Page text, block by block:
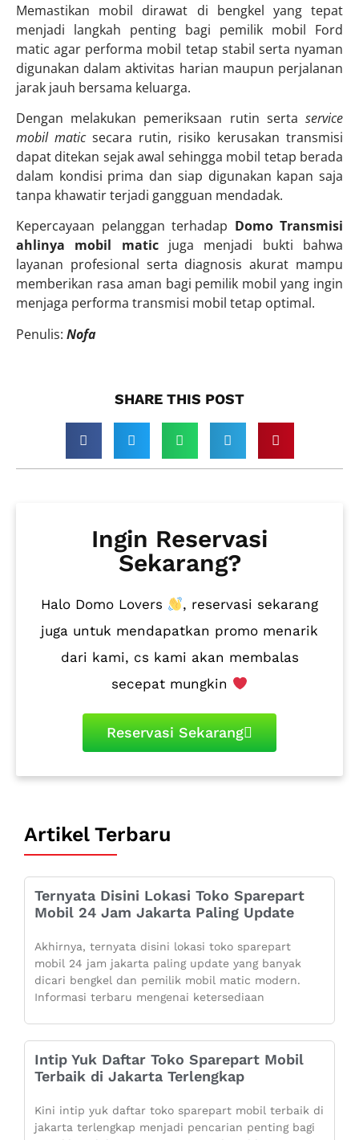
Memastikan mobil dirawat di bengkel yang tepat
menjadi langkah penting bagi pemilik mobil Ford
matic agar performa mobil tetap stabil serta nyaman
digunakan dalam aktivitas harian maupun perjalanan
jarak jauh bersama keluarga.
Dengan melakukan pemeriksaan rutin serta service
mobil maticsecara rutin, risiko kerusakan transmisi
dapat ditekan sejak awal sehingga mobil tetap berada
dalam kondisi prima dan siap digunakan kapan saja
tanpa khawatir terjadi gangguan mendadak.
Kepercayaan pelanggan terhadap Domo Transmisi
ahlinya mobil maticjuga menjadi bukti bahwa
layanan profesional serta diagnosis akurat mampu
memberikan rasa aman bagi pemilik mobil yang ingin
menjaga performa transmisi mobil tetap optimal.
Penulis: Nofa
SHARE THIS POST​
Ingin Reservasi
Sekarang?
Halo Domo Lovers
, reservasi sekarang
juga untuk mendapatkan promo menarik
dari kami, cs kami akan membalas
secepat mungkin
Reservasi Sekarang
Artikel Terbaru
Ternyata Disini Lokasi Toko Sparepart
Mobil 24 Jam Jakarta Paling Update
Akhirnya, ternyata disini lokasi toko sparepart
mobil 24 jam jakarta paling update yang banyak
dicari bengkel dan pemilik mobil matic modern.
Informasi terbaru mengenai ketersediaan
Intip Yuk Daftar Toko Sparepart Mobil
Terbaik di Jakarta Terlengkap
Kini intip yuk daftar toko sparepart mobil terbaik di
jakarta terlengkap menjadi pencarian penting bagi